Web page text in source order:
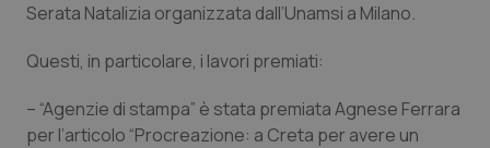
Lazio
Liguria
Lombardia
Diabete & glucometri
Disturbi dell’umore
Dolore
Serata Natalizia organizzata dall’Unamsi a Milano.
Questi, in particolare, i lavori premiati:
– “Agenzie di stampa” è stata premiata Agnese Ferrara
per l’articolo “Procreazione: a Creta per avere un